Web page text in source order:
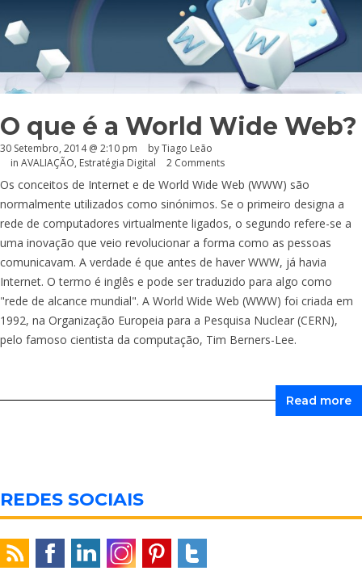
O que é a World Wide Web?
30 Setembro, 2014 @ 2:10 pm
by Tiago Leão
in AVALIAÇÃO, Estratégia Digital 2 Comments
Os conceitos de Internet e de World Wide Web (WWW) são
normalmente utilizados como sinónimos. Se o primeiro designa a
rede de computadores virtualmente ligados, o segundo refere-se a
uma inovação que veio revolucionar a forma como as pessoas
comunicavam. A verdade é que antes de haver WWW, já havia
Internet. O termo é inglês e pode ser traduzido para algo como
"rede de alcance mundial". A World Wide Web (WWW) foi criada em
1992, na Organização Europeia para a Pesquisa Nuclear (CERN),
pelo famoso cientista da computação, Tim Berners-Lee.
Read more
REDES SOCIAIS